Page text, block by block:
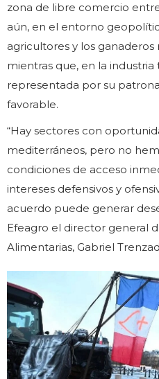
zona de libre comercio
aún, en el entorno
agricultores y los
mientras que, en la industria
representada por su
favorable.
“Hay sectores con
mediterráneos, pero no
condiciones de acceso
intereses defensivos y
acuerdo puede generar
Efeagro el director general
Alimentarias, Gabriel